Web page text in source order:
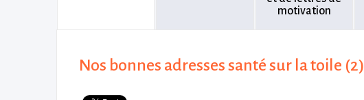
motivation
Nos bonnes adresses santé sur la toile (2)